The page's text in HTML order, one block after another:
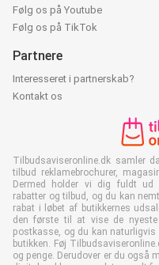
Følg os på Youtube
Følg os på TikTok
Partnere
Interesseret i partnerskab?
Kontakt os
Tilbudsaviseronline.dk samler
tilbud reklamebrochurer,
Dermed holder vi dig fuldt ud
rabatter og tilbud, og du kan
rabat i løbet af butikkernes
den første til at vise de
postkasse, og du kan naturligvis
butikken. Føj
og penge. Derudover er du også